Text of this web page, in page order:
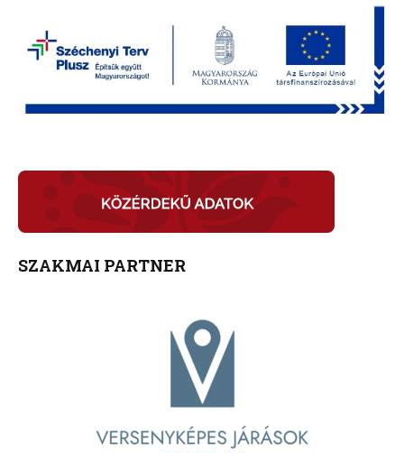
SZAKMAI PARTNER